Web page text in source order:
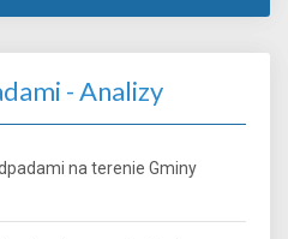
- Analizy
na terenie Gminy